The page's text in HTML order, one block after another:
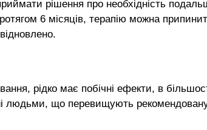
рішення про необхідність
6 місяців, терапію можна
рідко має побічні ефекти, в
людьми, що перевищують